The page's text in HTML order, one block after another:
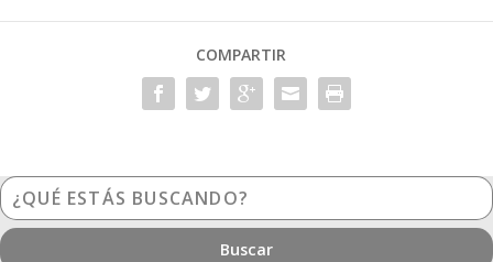
COMPARTIR
¿Qué
estás
buscando?